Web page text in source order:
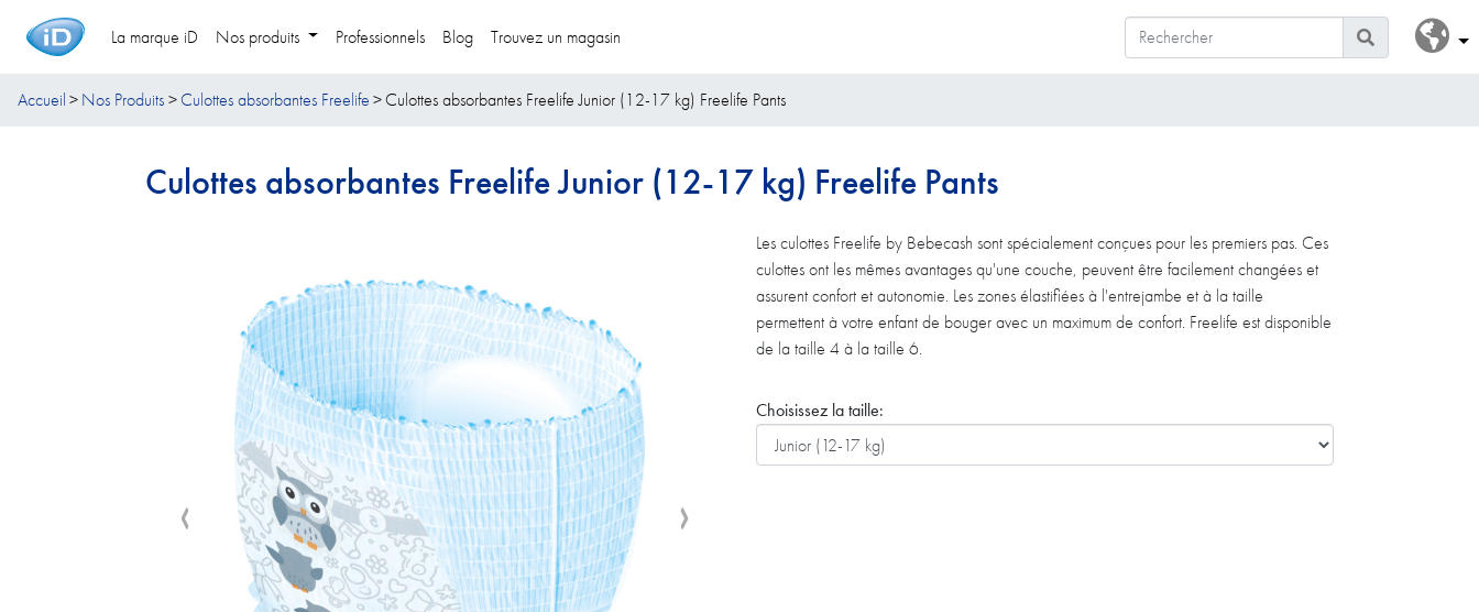
La marque iD Nos produits Professionnels Blog Trouvez un magasin
Accueil Nos Produits Culottes absorbantes Freelife Culottes absorbantes Freelife Junior (12-17 kg) Freelife Pants
Culottes absorbantes Freelife Junior (12-17 kg) Freelife Pants
Les culottes Freelife by Bebecash sont spécialement conçues pour les premiers pas. Ces
culottes ont les mêmes avantages qu'une couche, peuvent être facilement changées et
assurent confort et autonomie. Les zones élastifiées à l'entrejambe et à la taille
permettent à votre enfant de bouger avec un maximum de confort. Freelife est disponible
de la taille 4 à la taille 6.
Choisissez la taille: